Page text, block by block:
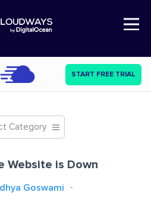
Open Nav
START FREE TRIAL
Category
Website is Down
Goswami